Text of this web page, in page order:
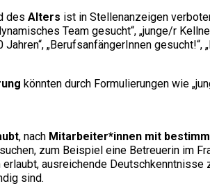
des Alters ist in Stellenanzeigen
Team gesucht“, „junge/r
Jahren“, „BerufsanfängerInnen
könnten durch Formulierungen wie
, nach Mitarbeiter*innen mit
zum Beispiel eine Betreuerin im
ausreichende Deutschkenntnisse
sind.